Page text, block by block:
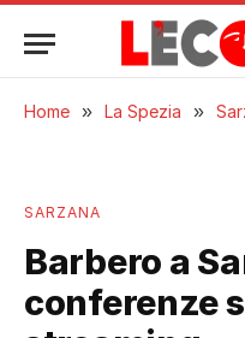
Home » La Spezia »
SARZANA
Barbero a
conferenze